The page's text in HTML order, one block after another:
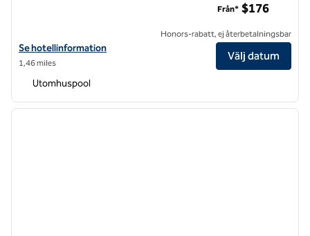
Visa hotelluppgifter för Hilton San Diego/Del Mar
Se hotellinformation
1,46 miles
Från* $176
Honors-rabatt, ej återbetalningsbar
Välj datum
Utomhuspool
1 av 7
nästa